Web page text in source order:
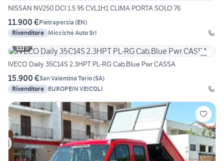
NISSAN NV250 DCI 1.5 95 CVL1H1 CLIMA PORTA SOLO 76
11.900 €Pietraperzia (EN)
Rivenditore Miccichè Auto Srl
8
IVECO Daily 35C14S 2.3HPT PL-RG Cab.Blue Pwr CASSA
15.900 €San Valentino Torio(SA)
Rivenditore EUROPEIN VEICOLI